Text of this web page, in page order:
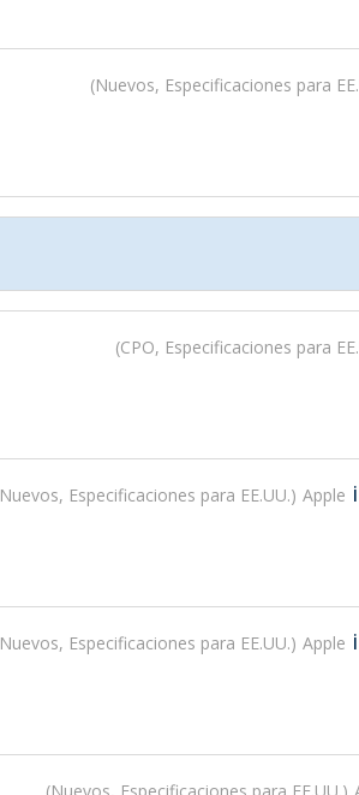
Nuevos, Especificaciones para
CPO, Especificaciones para
Nuevos, Especificaciones para EE.UU. Apple
Nuevos, Especificaciones para EE.UU. Apple